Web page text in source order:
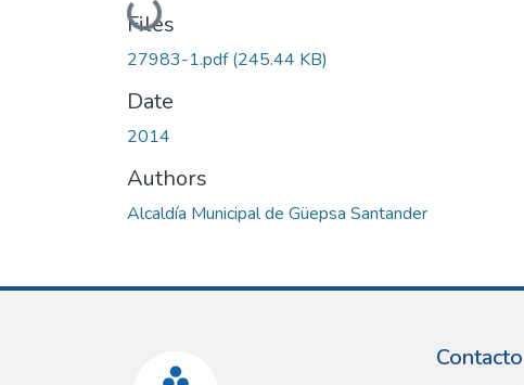
Files
27983-1.pdf(245.44 KB)
Date
2014
Authors
Alcaldía Municipal de Güepsa Santander